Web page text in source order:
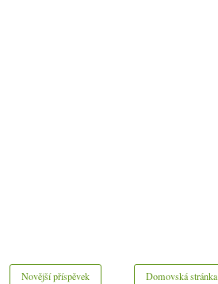
Novější příspěvek Domovská stránka